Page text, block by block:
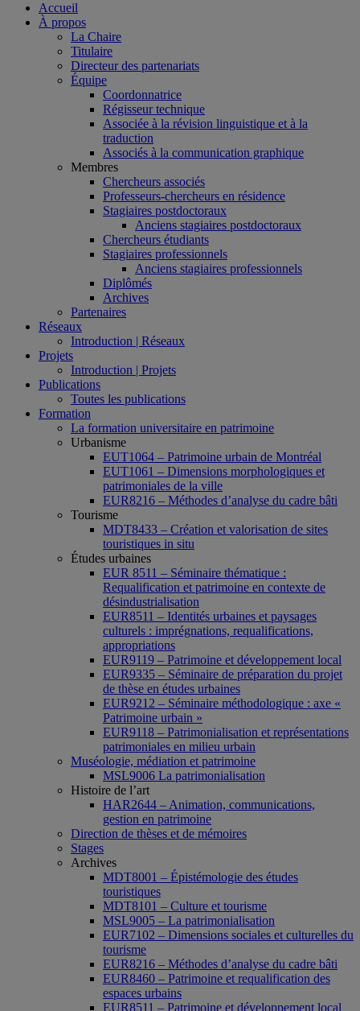
Accueil
À propos
La Chaire
Titulaire
Directeur des partenariats
Équipe
Coordonnatrice
Régisseur technique
Associée à la révision linguistique et à la
traduction
Associés à la communication graphique
Membres
Chercheurs associés
Professeurs-chercheurs en résidence
Stagiaires postdoctoraux
Anciens stagiaires postdoctoraux
Chercheurs étudiants
Stagiaires professionnels
Anciens stagiaires professionnels
Diplômés
Archives
Partenaires
Réseaux
Introduction | Réseaux
Projets
Introduction | Projets
Publications
Toutes les publications
Formation
La formation universitaire en patrimoine
Urbanisme
EUT1064 – Patrimoine urbain de Montréal
EUT1061 – Dimensions morphologiques et
patrimoniales de la ville
EUR8216 – Méthodes d’analyse du cadre bâti
Tourisme
MDT8433 – Création et valorisation de sites
touristiques in situ
Études urbaines
EUR 8511 – Séminaire thématique :
Requalification et patrimoine en contexte de
désindustrialisation
EUR8511 – Identités urbaines et paysages
culturels : imprégnations, requalifications,
appropriations
EUR9119 – Patrimoine et développement local
EUR9335 – Séminaire de préparation du projet
de thèse en études urbaines
EUR9212 – Séminaire méthodologique : axe «
Patrimoine urbain »
EUR9118 – Patrimonialisation et représentations
patrimoniales en milieu urbain
Muséologie, médiation et patrimoine
MSL9006 La patrimonialisation
Histoire de l’art
HAR2644 – Animation, communications,
gestion en patrimoine
Direction de thèses et de mémoires
Stages
Archives
MDT8001 – Épistémologie des études
touristiques
MDT8101 – Culture et tourisme
MSL9005 – La patrimonialisation
EUR7102 – Dimensions sociales et culturelles du
tourisme
EUR8216 – Méthodes d’analyse du cadre bâti
EUR8460 – Patrimoine et requalification des
espaces urbains
EUR8511 – Patrimoine et développement local